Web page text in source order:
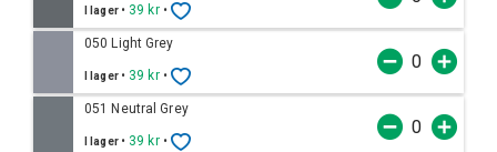
I lager • 39 kr •
050 Light Grey
I lager • 39 kr •
051 Neutral Grey
I lager • 39 kr •